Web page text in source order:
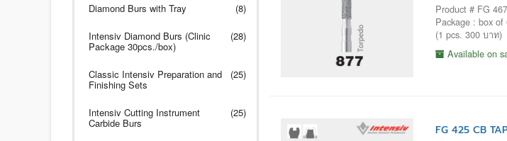
Diamond Burs with Tray (8)
Intensiv Diamond Burs (Clinic
Package 30pcs./box)
(28)
Classic Intensiv Preparation and
Finishing Sets
(25)
Intensiv Cutting Instrument
Carbide Burs
(25)
Product # FG
Package : box
(1 pcs. 300 บาท)
Available on
FG 425 CB